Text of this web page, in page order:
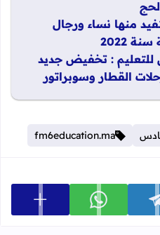
منها نساء ورجال
2022
: تخفيض جديد
fm6education.ma
شارك على telegram شارك على whatsapp عرض